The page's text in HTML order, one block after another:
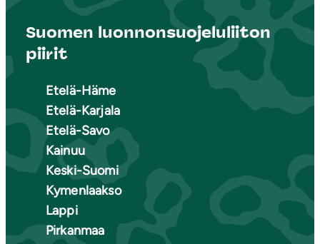
Suomen luonnonsuojeluliiton
piirit
Etelä-Häme
Etelä-Karjala
Etelä-Savo
Kainuu
Keski-Suomi
Kymenlaakso
Lappi
Pirkanmaa